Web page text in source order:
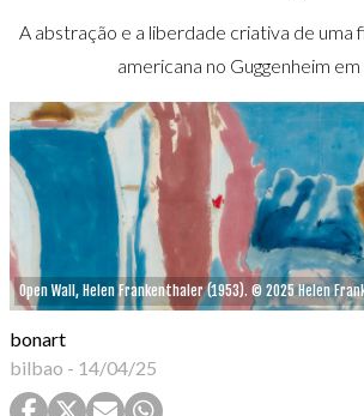
A abstração e a liberdade criativa de uma
americana no Guggenheim em
Open Wall, Helen Frankenthaler (1953). © 2025 Helen
bonart
bilbao - 14/04/25